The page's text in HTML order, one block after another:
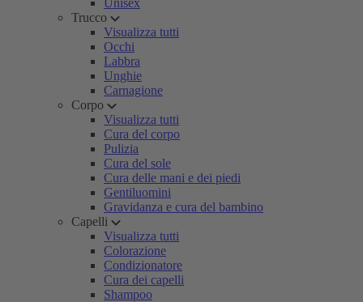
Unisex
Trucco
Visualizza tutti
Occhi
Labbra
Unghie
Carnagione
Corpo
Visualizza tutti
Cura del corpo
Pulizia
Cura del sole
Cura delle mani e dei piedi
Gentiluomini
Gravidanza e cura del bambino
Capelli
Visualizza tutti
Colorazione
Condizionatore
Cura dei capelli
Shampoo